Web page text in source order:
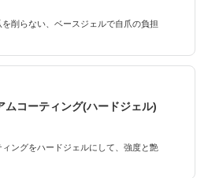
削らない、ベースジェルで自爪の負担
ムコーティング(ハードジェル)
ングをハードジェルにして、強度と艶